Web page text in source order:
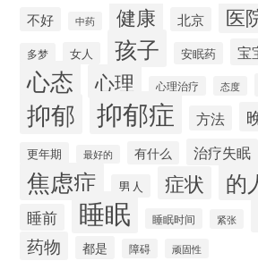
不好 中药 健康 北京 医
多梦 女人 孩子 安眠药 宝
心态 心理 心理治疗 态度
抑郁 抑郁症 方法
更年期
最好的 有什么 治疗失眠
焦虑症 男人 症状 的
睡前 睡眠 睡眠时间 紧张
药物 都是 障碍 顽固性